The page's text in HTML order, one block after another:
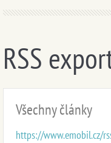
RSS
Všechny články
https://www.emobil.cz/